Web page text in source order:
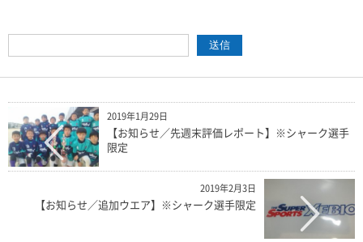
2019年1月29日
【お知らせ／先週末評価レポート】※シャーク選手
限定
2019年2月3日
【お知らせ／追加ウエア】※シャーク選手限定